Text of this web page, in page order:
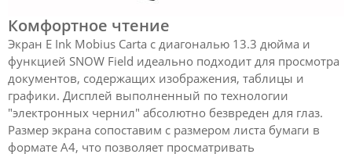
Комфортное чтение
Экран E Ink Mobius Carta с диагональю 13.3 дюйма и
функцией SNOW Field идеально подходит для просмотра
документов, содержащих изображения, таблицы и
графики. Дисплей выполненный по технологии
"электронных чернил" абсолютно безвреден для глаз.
Размер экрана сопоставим с размером листа бумаги в
формате А4, что позволяет просматривать